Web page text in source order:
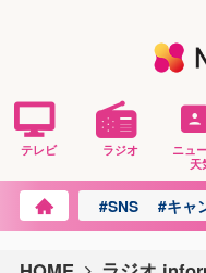
テレビ ラジオ
ニュ
天
#SNS #キャ